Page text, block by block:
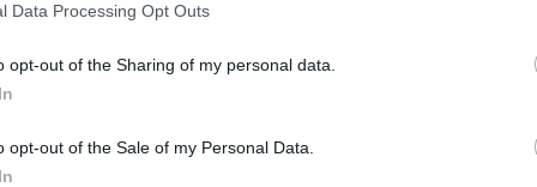
Data Processing Opt Outs
opt-out of the Sharing of my personal data.
opt-out of the Sale of my Personal Data.